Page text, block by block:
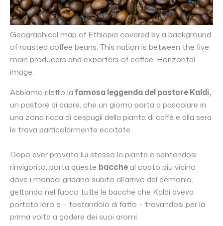
Geographical map of Ethiopia covered by a background
of roasted coffee beans. This nation is between the five
main producers and exporters of coffee. Horizontal
image.
Abbiamo riletto la famosa leggenda del pastore Kaldi,
un pastore di capre, che un giorno porta a pascolare in
una zona ricca di cespugli della pianta di caffè e alla sera
le trova particolarmente eccitate.
Dopo aver provato lui stesso la pianta e sentendosi
rinvigorito, porta queste bacche al copto più vicino
dove i monaci gridano subito all’arrivo del demonio,
gettando nel fuoco tutte le bacche che Kaldi aveva
portato loro e – tostandolo di fatto – trovandosi per la
prima volta a godere dei suoi aromi.